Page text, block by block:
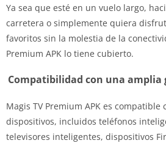
Ya sea que esté en un vuelo largo,
carretera o simplemente quiera
favoritos sin la molestia de la
Premium APK lo tiene cubierto.
Compatibilidad con una amplia
Magis TV Premium APK es
dispositivos, incluidos teléfonos
televisores inteligentes, dispositivos